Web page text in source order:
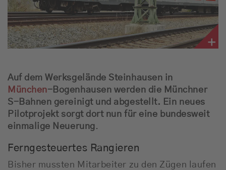
Auf dem Werksgelände Steinhausen in
München-Bogenhausen werden die Münchner
S-Bahnen gereinigt und abgestellt. Ein neues
Pilotprojekt sorgt dort nun für eine bundesweit
einmalige Neuerung.
Ferngesteuertes Rangieren
Bisher mussten Mitarbeiter zu den Zügen laufen